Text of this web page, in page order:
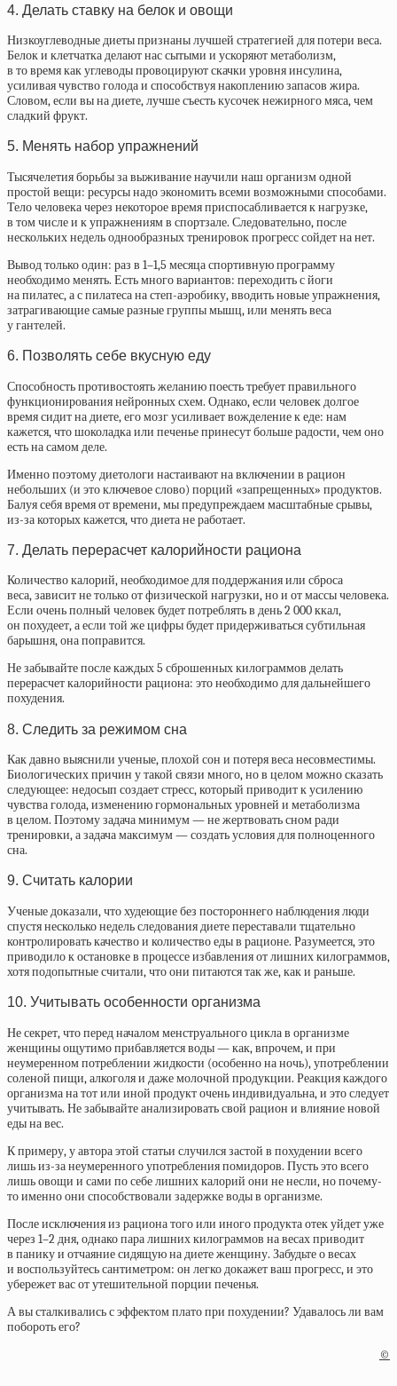
4. Делать ставку на белок и овощи
Низкоуглеводные диеты признаны лучшей стратегией для потери веса.
Белок и клетчатка делают нас сытыми и ускоряют метаболизм,
в то время как углеводы провоцируют скачки уровня инсулина,
усиливая чувство голода и способствуя накоплению запасов жира.
Словом, если вы на диете, лучше съесть кусочек нежирного мяса, чем
сладкий фрукт.
5. Менять набор упражнений
Тысячелетия борьбы за выживание научили наш организм одной
простой вещи: ресурсы надо экономить всеми возможными способами.
Тело человека через некоторое время приспосабливается к нагрузке,
в том числе и к упражнениям в спортзале. Следовательно, после
нескольких недель однообразных тренировок прогресс сойдет на нет.
Вывод только один: раз в 1–1,5 месяца спортивную программу
необходимо менять. Есть много вариантов: переходить с йоги
на пилатес, а с пилатеса на степ-аэробику, вводить новые упражнения,
затрагивающие самые разные группы мышц, или менять веса
у гантелей.
6. Позволять себе вкусную еду
Способность противостоять желанию поесть требует правильного
функционирования нейронных схем. Однако, если человек долгое
время сидит на диете, его мозг усиливает вожделение к еде: нам
кажется, что шоколадка или печенье принесут больше радости, чем оно
есть на самом деле.
Именно поэтому диетологи настаивают на включении в рацион
небольших (и это ключевое слово) порций «запрещенных» продуктов.
Балуя себя время от времени, мы предупреждаем масштабные срывы,
из-за которых кажется, что диета не работает.
7. Делать перерасчет калорийности рациона
Количество калорий, необходимое для поддержания или сброса
веса, зависит не только от физической нагрузки, но и от массы человека.
Если очень полный человек будет потреблять в день 2 000 ккал,
он похудеет, а если той же цифры будет придерживаться субтильная
барышня, она поправится.
Не забывайте после каждых 5 сброшенных килограммов делать
перерасчет калорийности рациона: это необходимо для дальнейшего
похудения.
8. Следить за режимом сна
Как давно выяснили ученые, плохой сон и потеря веса несовместимы.
Биологических причин у такой связи много, но в целом можно сказать
следующее: недосып создает стресс, который приводит к усилению
чувства голода, изменению гормональных уровней и метаболизма
в целом. Поэтому задача минимум — не жертвовать сном ради
тренировки, а задача максимум — создать условия для полноценного
сна.
9. Считать калории
Ученые доказали, что худеющие без постороннего наблюдения люди
спустя несколько недель следования диете переставали тщательно
контролировать качество и количество еды в рационе. Разумеется, это
приводило к остановке в процессе избавления от лишних килограммов,
хотя подопытные считали, что они питаются так же, как и раньше.
10. Учитывать особенности организма
Не секрет, что перед началом менструального цикла в организме
женщины ощутимо прибавляется воды — как, впрочем, и при
неумеренном потреблении жидкости (особенно на ночь), употреблении
соленой пищи, алкоголя и даже молочной продукции. Реакция каждого
организма на тот или иной продукт очень индивидуальна, и это следует
учитывать. Не забывайте анализировать свой рацион и влияние новой
еды на вес.
К примеру, у автора этой статьи случился застой в похудении всего
лишь из-за неумеренного употребления помидоров. Пусть это всего
лишь овощи и сами по себе лишних калорий они не несли, но почему-
то именно они способствовали задержке воды в организме.
После исключения из рациона того или иного продукта отек уйдет уже
через 1–2 дня, однако пара лишних килограммов на весах приводит
в панику и отчаяние сидящую на диете женщину. Забудьте о весах
и воспользуйтесь сантиметром: он легко докажет ваш прогресс, и это
убережет вас от утешительной порции печенья.
А вы сталкивались с эффектом плато при похудении? Удавалось ли вам
побороть его?
©